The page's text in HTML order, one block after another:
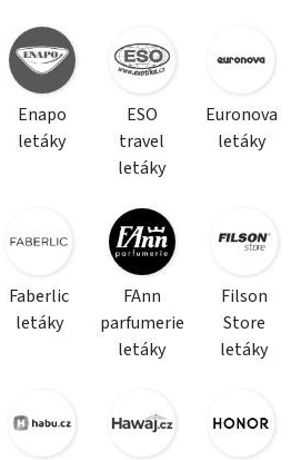
Enapo
letáky
ESO
travel
letáky
Euronova
letáky
Faberlic
letáky
FAnn
parfumerie
letáky
Filson
Store
letáky